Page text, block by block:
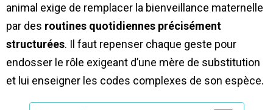
animal exige de remplacer la bienveillance maternelle
par des routines quotidiennes précisément
structurées. Il faut repenser chaque geste pour
endosser le rôle exigeant d’une mère de substitution
et lui enseigner les codes complexes de son espèce.